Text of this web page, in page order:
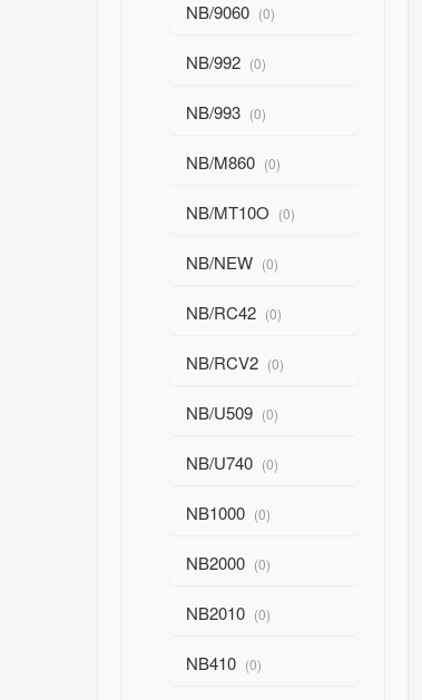
NB/9060 (0)
NB/992 (0)
NB/993 (0)
NB/M860 (0)
NB/MT10O (0)
NB/NEW (0)
NB/RC42 (0)
NB/RCV2 (0)
NB/U509 (0)
NB/U740 (0)
NB1000 (0)
NB2000 (0)
NB2010 (0)
NB410 (0)